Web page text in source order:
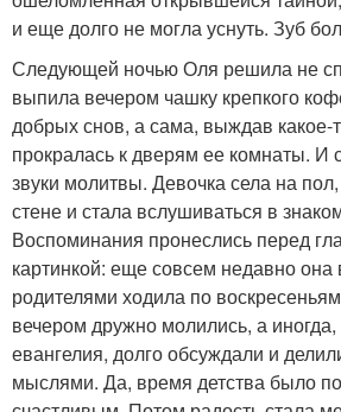
и еще долго не могла уснуть. Зуб
Следующей ночью Оля решила не
выпила вечером чашку крепкого
добрых снов, а сама, выждав какое-
прокралась к дверям ее комнаты. И
звуки молитвы. Девочка села на
стене и стала вслушиваться в
Воспоминания пронеслись перед
картинкой: еще совсем недавно она
родителями ходила по
вечером дружно молились, а иногда,
евангелия, долго обсуждали и
мыслями. Да, время детства было